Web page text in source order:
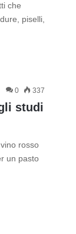
che
piselli,
0 337
studi
rosso
un pasto